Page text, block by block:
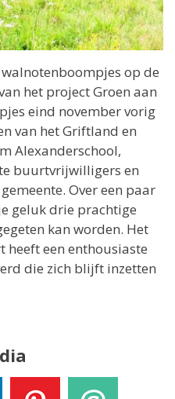
op de
het project Groen aan
eind november vorig
van het Griftland en
Alexanderschool,
buurtvrijwilligers en
Over een paar
geluk drie prachtige
kan worden. Het
heeft een enthousiaste
die zich blijft inzetten